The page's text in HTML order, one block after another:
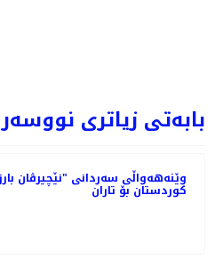
بابەتی زیاتری نووسەر
وێنه‌هه‌واڵی سه‌ردانی "نێچیرڤان
کوردستان بۆ تاران